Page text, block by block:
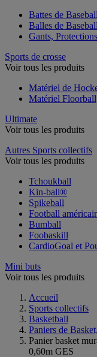
Battes de Baseball
Balles de
Gants,
Sports de crosse
Voir tous les produits
Matériel de
Matériel
Ultimate
Voir tous les produits
Autres Sports collectifs
Voir tous les produits
Tchoukball
Kin-ball®
Spikeball
Football
Bumball
Foobaskill
CardioGoal et
Mini buts
Voir tous les produits
Accueil
Sports collectifs
Basketball
Paniers de
Panier basket
0,60m GES